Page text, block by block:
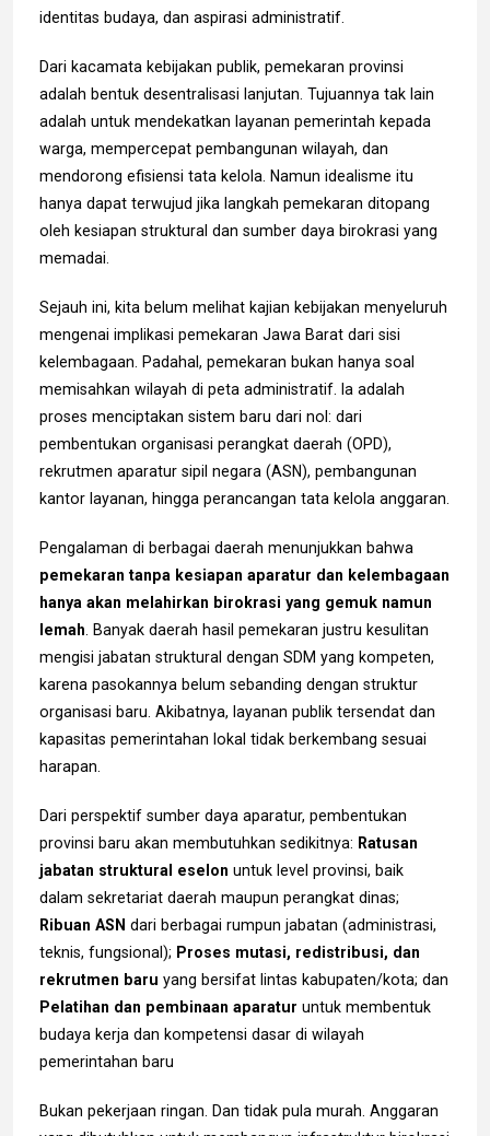
identitas budaya, dan aspirasi administratif.
Dari kacamata kebijakan publik, pemekaran provinsi
adalah bentuk desentralisasi lanjutan. Tujuannya tak lain
adalah untuk mendekatkan layanan pemerintah kepada
warga, mempercepat pembangunan wilayah, dan
mendorong efisiensi tata kelola. Namun idealisme itu
hanya dapat terwujud jika langkah pemekaran ditopang
oleh kesiapan struktural dan sumber daya birokrasi yang
memadai.
Sejauh ini, kita belum melihat kajian kebijakan menyeluruh
mengenai implikasi pemekaran Jawa Barat dari sisi
kelembagaan. Padahal, pemekaran bukan hanya soal
memisahkan wilayah di peta administratif. Ia adalah
proses menciptakan sistem baru dari nol: dari
pembentukan organisasi perangkat daerah (OPD),
rekrutmen aparatur sipil negara (ASN), pembangunan
kantor layanan, hingga perancangan tata kelola anggaran.
Pengalaman di berbagai daerah menunjukkan bahwa
pemekaran tanpa kesiapan aparatur dan kelembagaan
hanya akan melahirkan birokrasi yang gemuk namun
lemah . Banyak daerah hasil pemekaran justru kesulitan
mengisi jabatan struktural dengan SDM yang kompeten,
karena pasokannya belum sebanding dengan struktur
organisasi baru. Akibatnya, layanan publik tersendat dan
kapasitas pemerintahan lokal tidak berkembang sesuai
harapan.
Dari perspektif sumber daya aparatur, pembentukan
provinsi baru akan membutuhkan sedikitnya: Ratusan
jabatan struktural eselon untuk level provinsi, baik
dalam sekretariat daerah maupun perangkat dinas;
Ribuan ASN dari berbagai rumpun jabatan (administrasi,
teknis, fungsional); Proses mutasi, redistribusi, dan
rekrutmen baru yang bersifat lintas kabupaten/kota; dan
Pelatihan dan pembinaan aparatur untuk membentuk
budaya kerja dan kompetensi dasar di wilayah
pemerintahan baru
Bukan pekerjaan ringan. Dan tidak pula murah. Anggaran